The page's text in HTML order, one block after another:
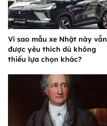
Vì sao mẫu xe Nhật này vẫn
được yêu thích dù không
thiếu lựa chọn khác?